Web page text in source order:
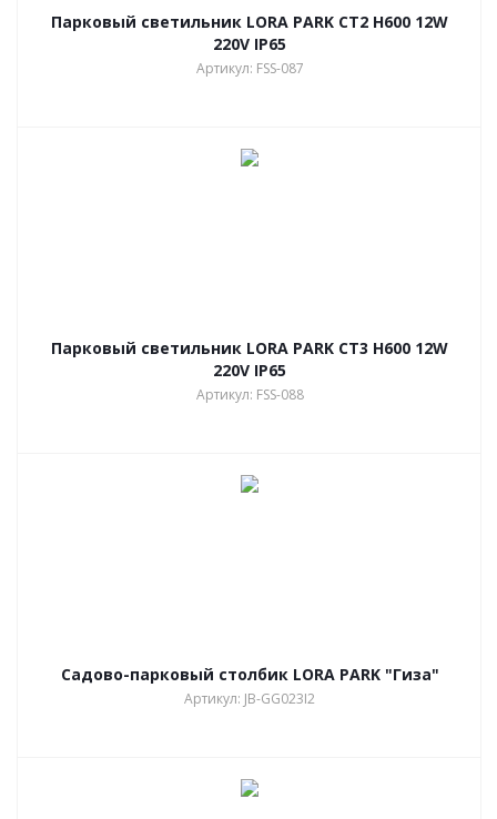
Парковый светильник LORA PARK СТ2 H600 12W
220V IP65
Артикул: FSS-087
Парковый светильник LORA PARK СТ3 H600 12W
220V IP65
Артикул: FSS-088
Садово-парковый столбик LORA PARK "Гиза"
Артикул: JB-GG023I2